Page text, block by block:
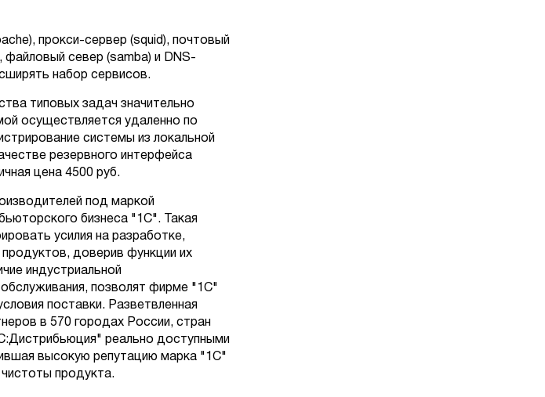
прокси-сервер (squid), почтовый
север (samba) и DNS-
набор сервисов.
типовых задач значительно
осуществляется удаленно по
системы из локальной
резервного интерфейса
цена 4500 руб.
под маркой
бизнеса "1С". Такая
усилия на разработке,
доверив функции их
индустриальной
позволят фирме "1С"
поставки. Разветвленная
в 570 городах России, стран
реально доступными
высокую репутацию марка "1С"
чистоты продукта.